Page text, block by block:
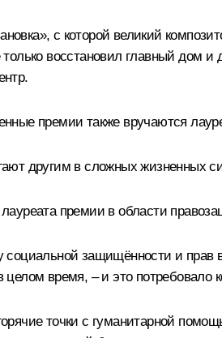
с которой великий
только восстановил главный дом
премии также вручаются
другим в сложных жизненных
лауреата премии в области
социальной защищённости и прав
время, – и это потребовало
точки с гуманитарной